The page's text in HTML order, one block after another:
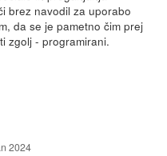
brez navodil za uporabo
da se je pametno čim prej
zgolj - programirani.
2024